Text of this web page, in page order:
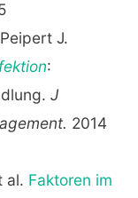
J.
:
J
2014
al. Faktoren im